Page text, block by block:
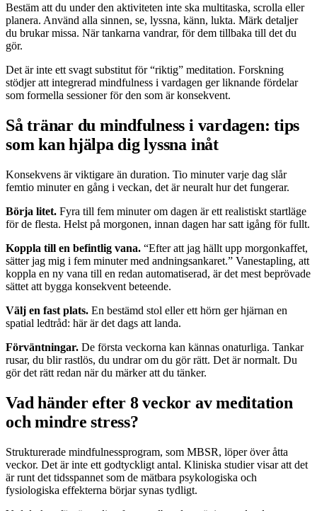
Bestäm att du under den aktiviteten inte ska multitaska, scrolla eller
planera. Använd alla sinnen, se, lyssna, känn, lukta. Märk detaljer
du brukar missa. När tankarna vandrar, för dem tillbaka till det du
gör.
Det är inte ett svagt substitut för “riktig” meditation. Forskning
stödjer att integrerad mindfulness i vardagen ger liknande fördelar
som formella sessioner för den som är konsekvent.
Så tränar du mindfulness i vardagen: tips
som kan hjälpa dig lyssna inåt
Konsekvens är viktigare än duration. Tio minuter varje dag slår
femtio minuter en gång i veckan, det är neuralt hur det fungerar.
Börja litet. Fyra till fem minuter om dagen är ett realistiskt startläge
för de flesta. Helst på morgonen, innan dagen har satt igång för fullt.
Koppla till en befintlig vana. “Efter att jag hällt upp morgonkaffet,
sätter jag mig i fem minuter med andningsankaret.” Vanestapling, att
koppla en ny vana till en redan automatiserad, är det mest beprövade
sättet att bygga konsekvent beteende.
Välj en fast plats. En bestämd stol eller ett hörn ger hjärnan en
spatial ledtråd: här är det dags att landa.
Förväntningar. De första veckorna kan kännas onaturliga. Tankar
rusar, du blir rastlös, du undrar om du gör rätt. Det är normalt. Du
gör det rätt redan när du märker att du tänker.
Vad händer efter 8 veckor av meditation
och mindre stress?
Strukturerade mindfulnessprogram, som MBSR, löper över åtta
veckor. Det är inte ett godtyckligt antal. Kliniska studier visar att det
är runt det tidsspannet som de mätbara psykologiska och
fysiologiska effekterna börjar synas tydligt.